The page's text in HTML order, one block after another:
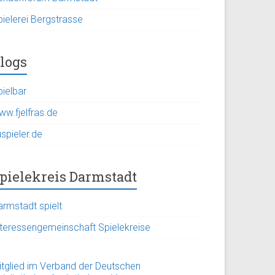
Bergstrasse
Darmstadt
spielt
Spielekreise
im Verband der Deutschen